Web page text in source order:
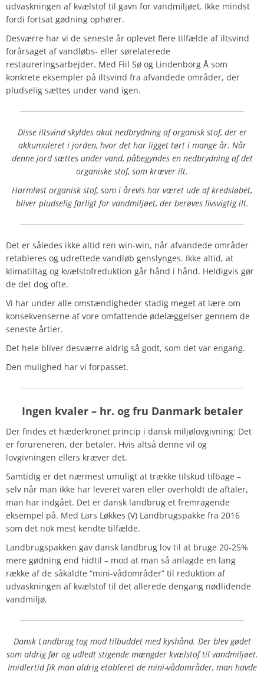
udvaskningen af kvælstof til gavn for vandmiljøet. Ikke mindst
fordi fortsat gødning ophører.
Desværre har vi de seneste år oplevet flere tilfælde af iltsvind
forårsaget af vandløbs- eller sørelaterede
restaureringsarbejder. Med Fiil Sø og Lindenborg Å som
konkrete eksempler på iltsvind fra afvandede områder, der
pludselig sættes under vand igen.
Disse iltsvind skyldes akut nedbrydning af organisk stof, der er
akkumuleret i jorden, hvor det har ligget tørt i mange år. Når
denne jord sættes under vand, påbegyndes en nedbrydning af det
organiske stof, som kræver ilt.
Harmløst organisk stof, som i årevis har været ude af kredsløbet,
bliver pludselig farligt for vandmiljøet, der berøves livsvigtig ilt.
Det er således ikke altid ren win-win, når afvandede områder
retableres og udrettede vandløb genslynges. Ikke altid, at
klimatiltag og kvælstofreduktion går hånd i hånd. Heldigvis gør
de det dog ofte.
Vi har under alle omstændigheder stadig meget at lære om
konsekvenserne af vore omfattende ødelæggelser gennem de
seneste årtier.
Det hele bliver desværre aldrig så godt, som det var engang.
Den mulighed har vi forpasset.
Ingen kvaler – hr. og fru Danmark betaler
Der findes et hæderkronet princip i dansk miljølovgivning: Det
er forureneren, der betaler. Hvis altså denne vil og
lovgivningen ellers kræver det.
Samtidig er det nærmest umuligt at trække tilskud tilbage –
selv når man ikke har leveret varen eller overholdt de aftaler,
man har indgået. Det er dansk landbrug et fremragende
eksempel på. Med Lars Løkkes (V) Landbrugspakke fra 2016
som det nok mest kendte tilfælde.
Landbrugspakken gav dansk landbrug lov til at bruge 20-25%
mere gødning end hidtil – mod at man så anlagde en lang
række af de såkaldte “mini-vådområder” til reduktion af
udvaskningen af kvælstof til det allerede dengang nødlidende
vandmiljø.
Dansk Landbrug tog mod tilbuddet med kyshånd. Der blev gødet
som aldrig før og udledt stigende mængder kvælstof til vandmiljøet.
Imidlertid fik man aldrig etableret de mini-vådområder, man havde